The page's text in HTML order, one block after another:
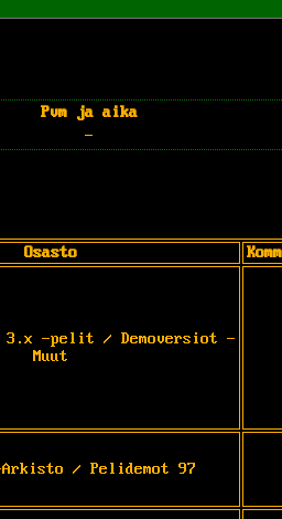
Pvm ja aika
-
Osasto
3.x -pelit / Demoversiot -
Muut
/ Pelidemot 97